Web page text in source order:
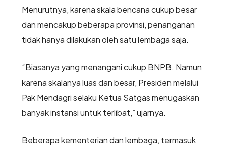
Menurutnya, karena skala bencana cukup besar
dan mencakup beberapa provinsi, penanganan
tidak hanya dilakukan oleh satu lembaga saja.
“Biasanya yang menangani cukup BNPB. Namun
karena skalanya luas dan besar, Presiden melalui
Pak Mendagri selaku Ketua Satgas menugaskan
banyak instansi untuk terlibat,” ujarnya.
Beberapa kementerian dan lembaga, termasuk